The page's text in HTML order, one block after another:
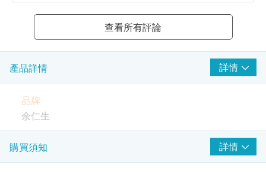
查看所有評論
產品詳情 詳情
品牌
余仁生
包裝規格
每盒6包 / 每包3克
購買須知 詳情